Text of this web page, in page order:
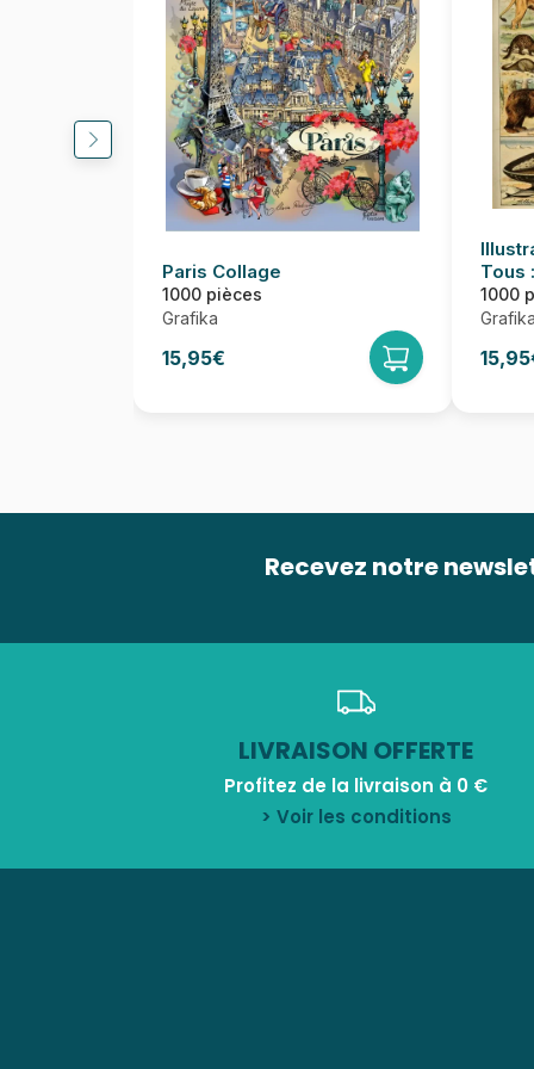
Paris Collage
1000 pièces
Grafika
15,95€
Tous
1000
Recevez notre
LIVRAISON OFFERTE
Profitez de la livraison à 0 €
> Voir les conditions